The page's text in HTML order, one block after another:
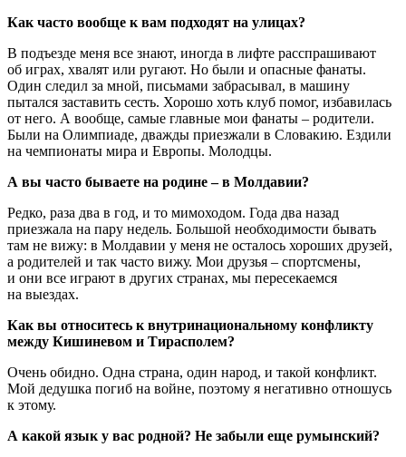
Как часто вообще к вам подходят на улицах?
В подъезде меня все знают, иногда в лифте расспрашивают
об играх, хвалят или ругают. Но были и опасные фанаты.
Один следил за мной, письмами забрасывал, в машину
пытался заставить сесть. Хорошо хоть клуб помог, избавилась
от него. А вообще, самые главные мои фанаты – родители.
Были на Олимпиаде, дважды приезжали в Словакию. Ездили
на чемпионаты мира и Европы. Молодцы.
А вы часто бываете на родине – в Молдавии?
Редко, раза два в год, и то мимоходом. Года два назад
приезжала на пару недель. Большой необходимости бывать
там не вижу: в Молдавии у меня не осталось хороших друзей,
а родителей и так часто вижу. Мои друзья – спортсмены,
и они все играют в других странах, мы пересекаемся
на выездах.
Как вы относитесь к внутринациональному конфликту
между Кишиневом и Тирасполем?
Очень обидно. Одна страна, один народ, и такой конфликт.
Мой дедушка погиб на войне, поэтому я негативно отношусь
к этому.
А какой язык у вас родной? Не забыли еще румынский?